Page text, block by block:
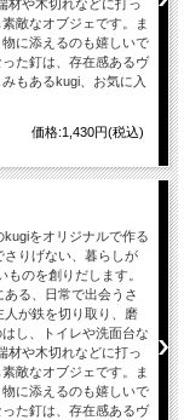
材や木切れなどに打っ
敵なオブジェです。ま
に添えるのも嬉しいで
た釘は、存在感あるヴ
もあるkugi、お気に入
価格:1,430円(税込)
をオリジナルで作る
りげない、暮らしが
のを創りだします。
る、日常で出会うさ
人が鉄を切り取り、磨
し、トイレや洗面台な
材や木切れなどに打っ
敵なオブジェです。ま
に添えるのも嬉しいで
た釘は、存在感あるヴ